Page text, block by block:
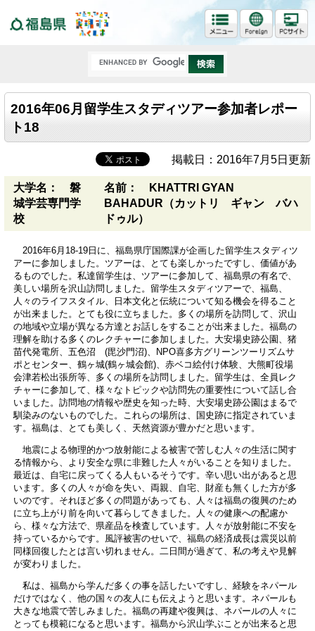
2016年06月留学生スタディツアー参加者レポー
ト18
掲載日：2016年7月5日更新
大学名： 磐
城学芸専門学
校
名前： KHATTRI GYAN
BAHADUR（カットリ ギャン バハ
ドゥル）
2016年6月18-19日に、福島県庁国際課が企画した留学生スタディツ
アーに参加しました。ツアーは、とても楽しかったですし、価値があ
るものでした。私達留学生は、ツアーに参加して、福島県の有名で、
美しい場所を沢山訪問しました。留学生スタディツアーで、福島、
人々のライフスタイル、日本文化と伝統について知る機会を得ること
が出来ました。とても役に立ちました。多くの場所を訪問して、沢山
の地域や立場が異なる方達とお話しをすることが出来ました。福島の
理解を助ける多くのレクチャーに参加しました。大安場史跡公園、猪
苗代発電所、五色沼 (毘沙門沼)、NPO喜多方グリーンツーリズムサ
ポとセンター、鶴ヶ城(鶴ヶ城会館)、赤ベコ絵付け体験、大熊町役場
会津若松出張所等、多くの場所を訪問しました。留学生は、全員レク
チャーに参加して、様々なトピックや訪問先の重要性について話し合
いました。訪問地の情報や歴史を知った時、大安場史跡公園はまるで
馴染みのないものでした。これらの場所は、国史跡に指定されていま
す。福島は、とても美しく、天然資源が豊かだと思います。
地震による物理的かつ放射能による被害で苦しむ人々の生活に関す
る情報から、より安全な県に非難した人々がいることを知りました。
最近は、自宅に戻ってくる人もいるそうです。辛い思い出があると思
います。多くの人々が命を失い、両親、自宅、財産も無くした方が多
いのです。それほど多くの問題があっても、人々は福島の復興のため
に立ち上がり前を向いて暮らしてきました。人々の健康への配慮か
ら、様々な方法で、県産品を検査しています。人々が放射能に不安を
持っているからです。風評被害のせいで、福島の経済成長は震災以前
同様回復したとは言い切れません。二日間が過ぎて、私の考えや見解
が変わりました。
私は、福島から学んだ多くの事を話したいですし、経験をネパール
だけではなく、他の国々の友人にも伝えようと思います。ネパールも
大きな地震で苦しみました。福島の再建や復興は、ネパールの人々に
とっても模範になると思います。福島から沢山学ぶことが出来ると思